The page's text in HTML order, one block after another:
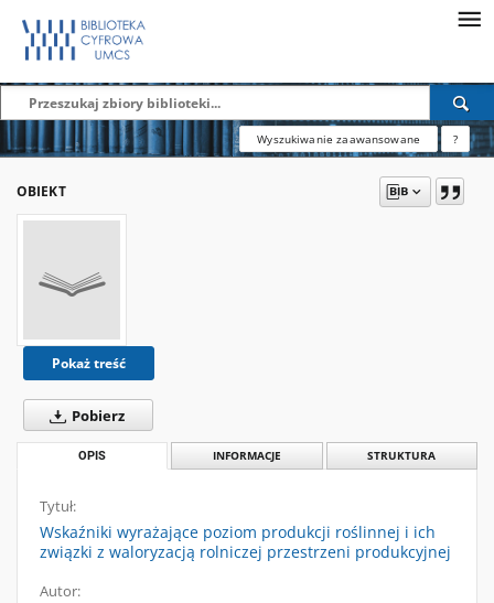
Wyszukiwanie zaawansowane ?
OBIEKT
Pokaż treść
Pobierz
OPIS INFORMACJE STRUKTURA
Tytuł:
Wskaźniki wyrażające poziom produkcji roślinnej i ich
związki z waloryzacją rolniczej przestrzeni produkcyjnej
Autor: